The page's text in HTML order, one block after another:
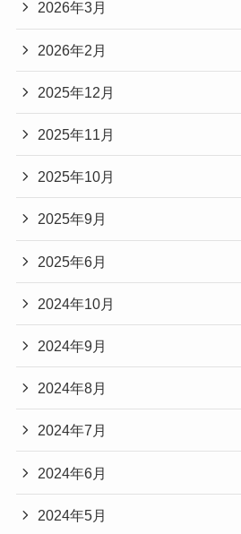
2026年3月
2026年2月
2025年12月
2025年11月
2025年10月
2025年9月
2025年6月
2024年10月
2024年9月
2024年8月
2024年7月
2024年6月
2024年5月